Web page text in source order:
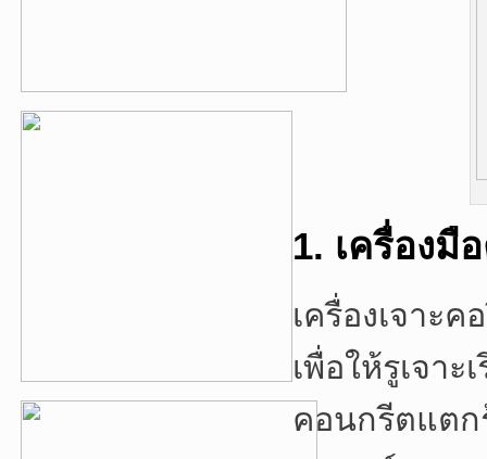
1. เครื่องมื
เครื่องเจาะ
เพื่อให้รูเจา
คอนกรีตแตก